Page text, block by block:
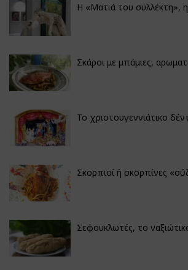
H «Ματιά του συλλέκτη»,
Σκάροι με μπάμιες,
Το χριστουγεννιάτικο
Σκορπιοί ή σκορπίνες
Σεφουκλωτές, το